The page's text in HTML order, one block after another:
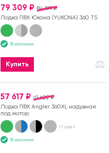
84 199 ₽
79 309 ₽
Лодка ПВХ Юкона (YUKONA) 360 TS
В наличии
Купить
61 622 ₽
57 617 ₽
Лодка ПВХ Angler 360XL надувная
под мотор
+1 цвет
В наличии